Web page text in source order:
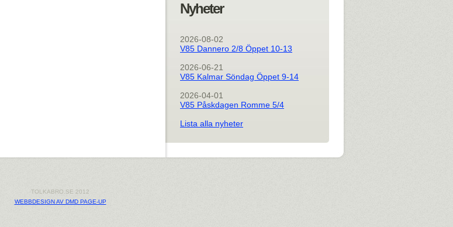
Nyheter
2026-08-02
V85 Dannero 2/8 Öppet 10-13
2026-06-21
V85 Kalmar Söndag Öppet 9-14
2026-04-01
V85 Påskdagen Romme 5/4
Lista alla nyheter
TOLKABRO.SE 2012
WEBBDESIGN AV DMD PAGE-UP